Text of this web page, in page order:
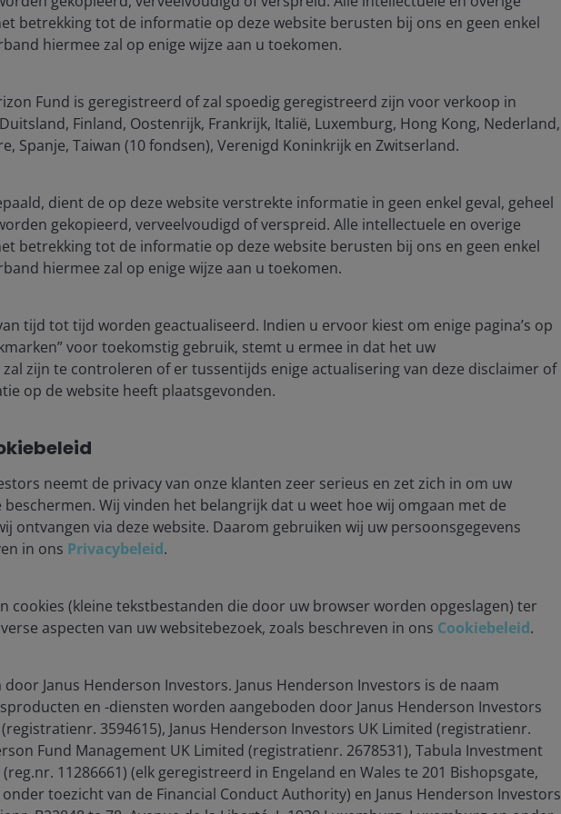
honed during the days of negative rates have
have also been significantly de-risked, with the
the prolonged deleveraging cycle as a healthier,
an additional tailwind to earnings.
their highest profitability of the post-GFC era, as
in the mid-single-digits range in the aftermath of
their U.S. peers and, in some cases, moved ahead
profitability gap with U.S. peers
betrekking tot de informatie op deze website berusten bij ons en geen enkel
hiermee zal op enige wijze aan u toekomen.
Fund is geregistreerd of zal spoedig geregistreerd zijn voor verkoop in
Finland, Oostenrijk, Frankrijk, Italië, Luxemburg, Hong Kong, Nederland,
Spanje, Taiwan (10 fondsen), Verenigd Koninkrijk en Zwitserland.
dient de op deze website verstrekte informatie in geen enkel geval, geheel
gekopieerd, verveelvoudigd of verspreid. Alle intellectuele en overige
betrekking tot de informatie op deze website berusten bij ons en geen enkel
hiermee zal op enige wijze aan u toekomen.
tijd tot tijd worden geactualiseerd. Indien u ervoor kiest om enige pagina’s op
voor toekomstig gebruik, stemt u ermee in dat het uw
zijn te controleren of er tussentijds enige actualisering van deze disclaimer of
op de website heeft plaatsgevonden.
neemt de privacy van onze klanten zeer serieus en zet zich in om uw
Wij vinden het belangrijk dat u weet hoe wij omgaan met de
ontvangen via deze website. Daarom gebruiken wij uw persoonsgegevens
in ons Privacybeleid.
cookies (kleine tekstbestanden die door uw browser worden opgeslagen) ter
aspecten van uw websitebezoek, zoals beschreven in ons Cookiebeleid.
Janus Henderson Investors. Janus Henderson Investors is de naam
en -diensten worden aangeboden door Janus Henderson Investors
3594615), Janus Henderson Investors UK Limited (registratienr.
Fund Management UK Limited (registratienr. 2678531), Tabula Investment
11286661) (elk geregistreerd in Engeland en Wales te 201 Bishopsgate,
onder toezicht van de Financial Conduct Authority) en Janus Henderson Investors